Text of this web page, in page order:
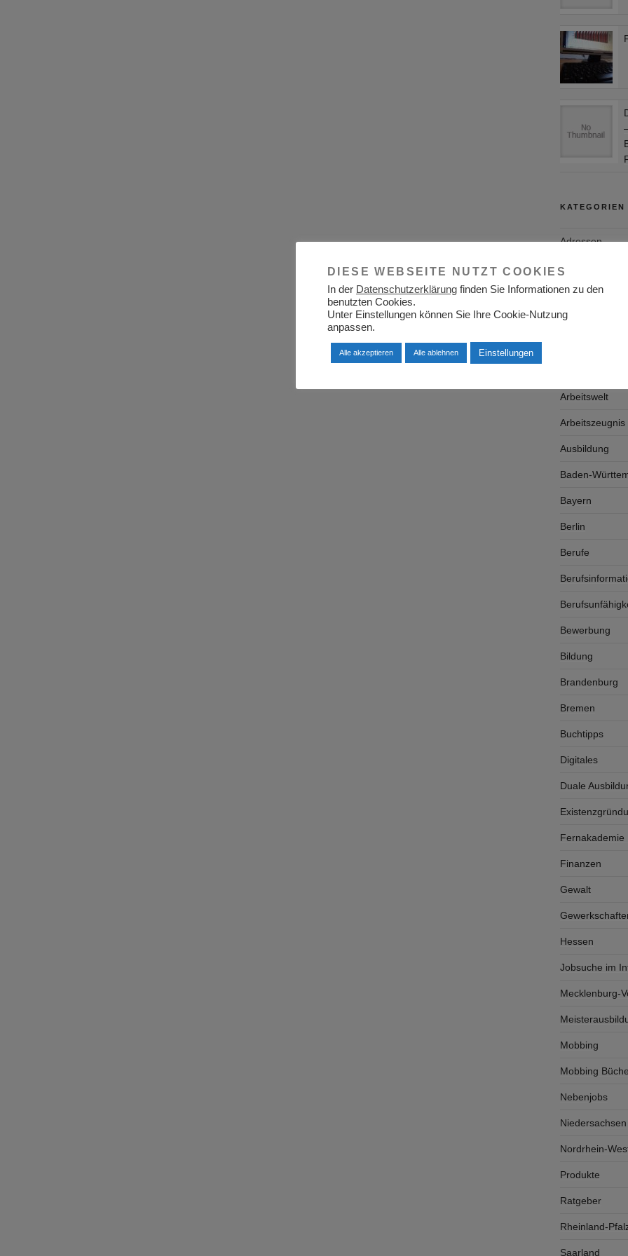
KATEGORIEN
Adressen
Aktuelles
Allgemein
Arbeitgeber
Arbeitswelt
Arbeitszeugnis
Ausbildung
Baden-
Bayern
Berlin
Berufe
Bewerbung
Bildung
Brandenburg
Bremen
Buchtipps
Digitales
Duale
Fernakademie
Finanzen
Gewalt
Hessen
Jobsuche im
Mecklenburg-
Mobbing
Mobbing
Nebenjobs
Niedersachsen
Nordrhein-
Produkte
Ratgeber
Rheinland-
Saarland
DIESE WEBSEITE NUTZT COOKIES
In der Datenschutzerklärung finden Sie Informationen zu den
benutzten Cookies.
Unter Einstellungen können Sie Ihre Cookie-Nutzung
anpassen.
Alle akzeptieren Alle ablehnen Einstellungen